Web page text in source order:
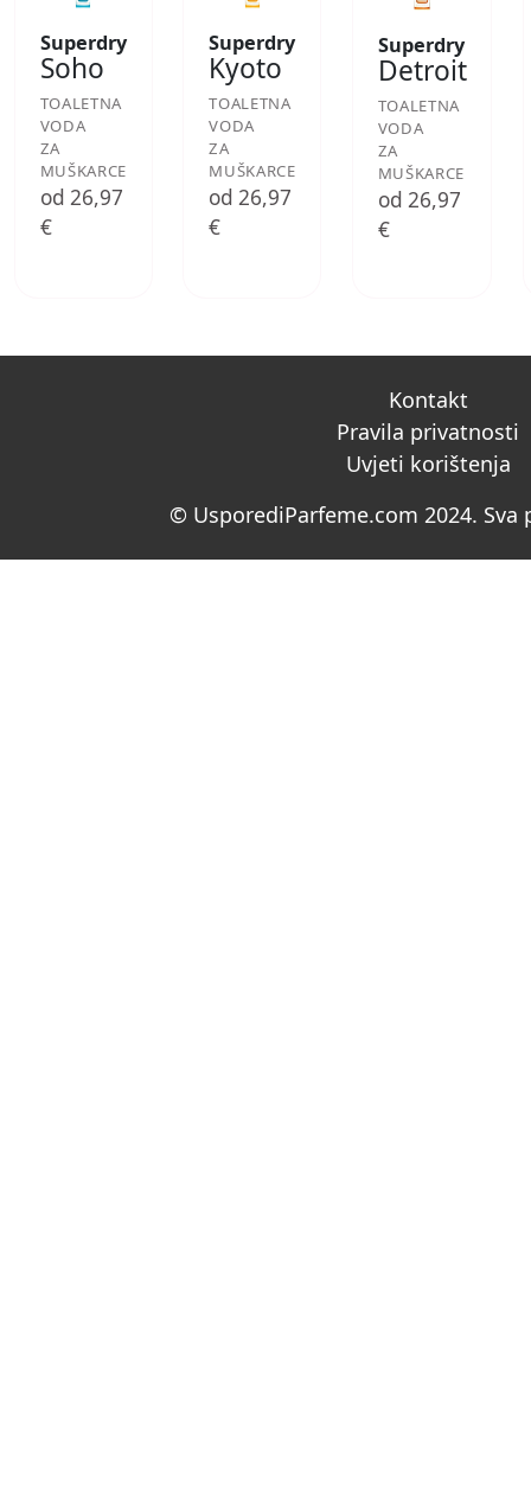
Superdry
Soho
TOALETNA
VODA
ZA
MUŠKARCE
od 26,97
€
Superdry
Kyoto
TOALETNA
VODA
ZA
MUŠKARCE
od 26,97
€
Superdry
Detroit
TOALETNA
VODA
ZA
MUŠKARCE
od 26,97
€
Kontakt
Pravila privatnosti
Uvjeti korištenja
© UsporediParfeme.com 2024. Sva